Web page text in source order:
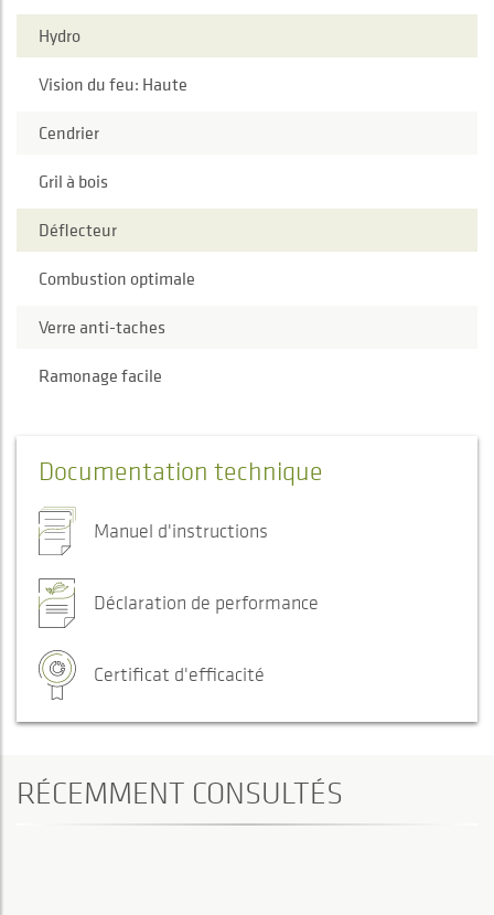
Hydro
Vision du feu: Haute
Cendrier
Gril à bois
Déflecteur
Combustion optimale
Verre anti-taches
Ramonage facile
Documentation technique
Manuel d'instructions
Déclaration de performance
Certificat d'efficacité
RÉCEMMENT CONSULTÉS